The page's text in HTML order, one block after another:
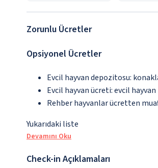
Zorunlu Ücretler
Opsiyonel Ücretler
Evcil hayvan depozitosu:
Evcil hayvan ücreti: evcil hayvan
Rehber hayvanlar ücretten
Yukarıdaki liste
Devamını Oku
Check-in Açıklamaları